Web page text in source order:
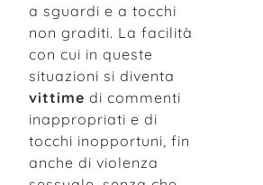
a sguardi e a tocchi
non graditi. La facilità
con cui in queste
situazioni si diventa
vittime di commenti
inappropriati e di
tocchi inopportuni, fin
anche di violenza